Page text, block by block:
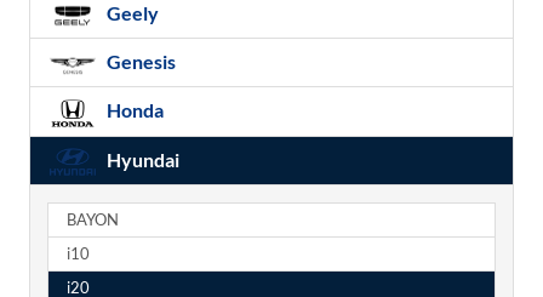
Geely
Genesis
Honda
Hyundai
BAYON
i10
i20